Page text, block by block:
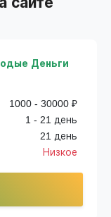
Деньги
1000 - 30000 ₽
1 - 21 день
21 день
Низкое